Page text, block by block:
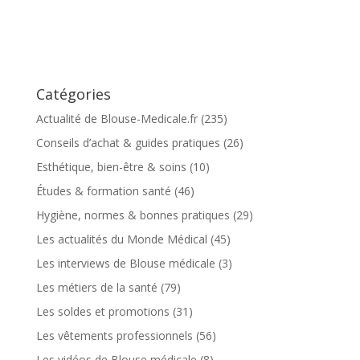
Catégories
Actualité de Blouse-Medicale.fr(235)
Conseils d’achat & guides pratiques (26)
Esthétique, bien-être & soins (10)
Études & formation santé (46)
Hygiène, normes & bonnes pratiques (29)
Les actualités du Monde Médical (45)
Les interviews de Blouse médicale (3)
Les métiers de la santé (79)
Les soldes et promotions (31)
Les vêtements professionnels (56)